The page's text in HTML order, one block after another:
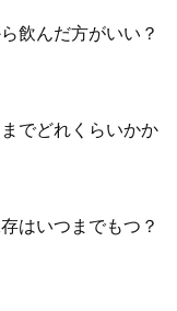
飲んだ方がいい？
でどれくらいかか
はいつまでもつ？